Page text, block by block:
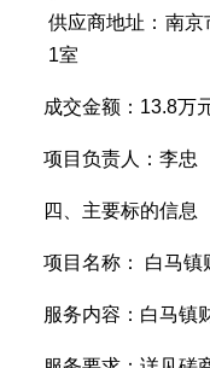
供应商地址： 南京
1室
成交金额 ： 13.8万
项目负责人：李忠
四、主要标的信息
项目名称： 白马镇
服务内容 ： 白马镇